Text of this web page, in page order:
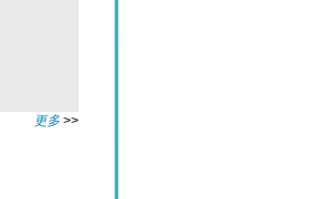
更多>>